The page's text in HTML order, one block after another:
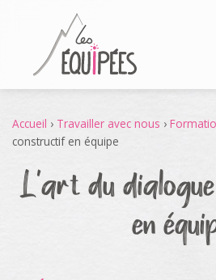
Accueil › Travailler avec nous ›
constructif en équipe
L’art du
en